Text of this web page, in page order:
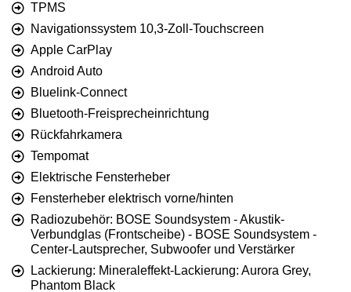
TPMS
Navigationssystem 10,3-Zoll-Touchscreen
Apple CarPlay
Android Auto
Bluelink-Connect
Bluetooth-Freisprecheinrichtung
Rückfahrkamera
Tempomat
Elektrische Fensterheber
Fensterheber elektrisch vorne/hinten
Radiozubehör: BOSE Soundsystem - Akustik-
Verbundglas (Frontscheibe) - BOSE Soundsystem -
Center-Lautsprecher, Subwoofer und Verstärker
Lackierung: Mineraleffekt-Lackierung: Aurora Grey,
Phantom Black